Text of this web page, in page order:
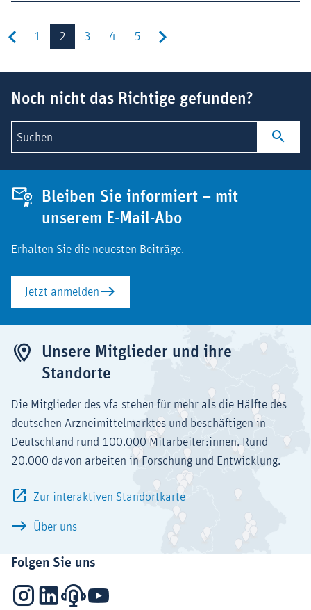
1 2 3 4 5
Noch nicht das Richtige gefunden?
Suchen
Bleiben Sie informiert – mit
unserem E-Mail-Abo
Erhalten Sie die neuesten Beiträge.
Jetzt anmelden
Unsere Mitglieder und ihre
Standorte
Die Mitglieder des vfa stehen für mehr als die Hälfte des
deutschen Arzneimittelmarktes und beschäftigen in
Deutschland rund 100.000 Mitarbeiter:innen. Rund
20.000 davon arbeiten in Forschung und Entwicklung.
Zur interaktiven Standortkarte
Über uns
Folgen Sie uns
InstagramLinkedInPodcastsYouTube